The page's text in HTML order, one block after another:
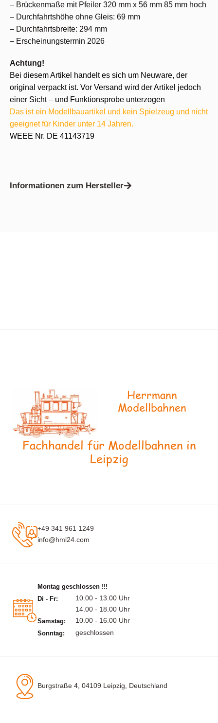
– Brückenmaße mit Pfeiler 320 mm x 56 mm 85 mm hoch
– Durchfahrtshöhe ohne Gleis: 69 mm
– Durchfahrtsbreite: 294 mm
– Erscheinungstermin 2026
Achtung!
Bei diesem Artikel handelt es sich um Neuware, der
original verpackt ist. Vor Versand wird der Artikel jedoch
einer Sicht – und Funktionsprobe unterzogen
Das ist ein Modellbauartikel und kein Spielzeug und nicht
geeignet für Kinder unter 14 Jahren.
WEEE Nr. DE 41143719
Informationen zum Hersteller
Herrmann
Modellbahnen
Fachhandel für Modellbahnen in
Leipzig
+49 341 961 1249
info@hml24.com
Montag geschlossen !!!
Di - Fr:
10.00 - 13.00 Uhr
14.00 - 18.00 Uhr
Samstag: 10.00 - 16.00 Uhr
Sonntag: geschlossen
Burgstraße 4, 04109 Leipzig, Deutschland